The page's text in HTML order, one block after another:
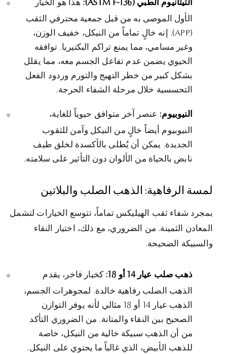
التيتانيوم الطبي (ASTM F-136):
هذا هو الخيار
الأول الموصى به من قبل جمعية محترفي الثقب
(APP). إنه خالٍ تماماً من النيكل، خفيف الوزن،
وغير مسامي، مما يمنع تراكم البكتيريا. توافقه
الحيوي يضمن عدم تفاعل الجسم معه، مما يقلل
بشكل كبير من خطر التهيج والتورم وردود الفعل
التحسسية خلال مرحلة الشفاء الحرجة.
النيوبيوم:عنصر آخر متوافق حيوياً للغاية،
النيوبيوم أيضاً خالٍ من النيكل وآمن للثقوب
الجديدة. يمكن أن يُطلى بالأكسدة لخلق طيف
نابض بالحياة من الألوان دون التأثير على سلامته.
لمسة الرفاهية: الذهب الصلب والبلاتين
بمجرد شفاء ثقب الهيليكس تماماً، تتوسع الخيارات لتشمل
المعادن الثمينة. من الضروري، مع ذلك، اختيار النقاء
والسبيكة الصحيحة.
ذهب صلب عيار 14 أو 18:
كخيار فاخر، يقدم
الذهب الصلب رفاهية خالدة. لمجوهرات الجسم،
الذهب عيار 14 أو 18 مثالي لأنه يوفر التوازن
الصحيح بين النقاء والمتانة. من الضروري التأكد
من أن الذهب سبيكة خالية من النيكل، خاصة
للذهب الأبيض، الذي غالباً ما يحتوي على النيكل.